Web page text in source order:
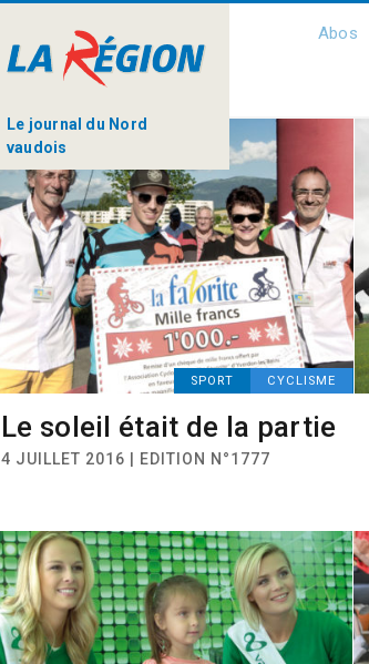
Le journal du Nord
vaudois
Abos
SPORT CYCLISME
Le soleil était de la partie
4 JUILLET 2016 | EDITION N°1777